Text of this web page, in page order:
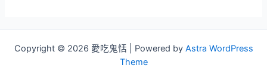
Copyright © 2026 愛吃鬼恬 | Powered by Astra WordPress
Theme